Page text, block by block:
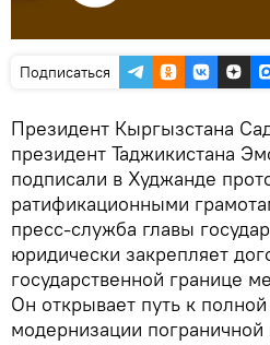
Подписаться
Президент Кыргызстана
президент Таджикистана
подписали в Худжанде
ратификационными
пресс-служба главы
юридически закрепляет
государственной границе
Он открывает путь к
модернизации